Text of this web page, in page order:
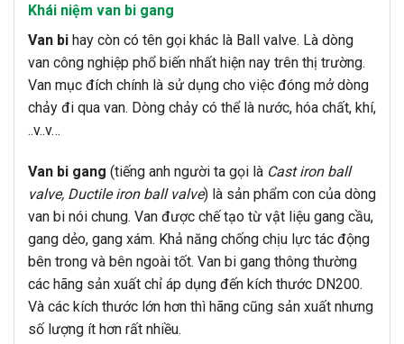
Khái niệm van bi gang
Van bi hay còn có tên gọi khác là Ball valve. Là dòng
van công nghiệp phổ biến nhất hiện nay trên thị trường.
Van mục đích chính là sử dụng cho việc đóng mở dòng
chảy đi qua van. Dòng chảy có thể là nước, hóa chất, khí,
..v..v…
Van bi gang (tiếng anh người ta gọi là Cast iron ball
valve, Ductile iron ball valve) là sản phẩm con của dòng
van bi nói chung. Van được chế tạo từ vật liệu gang cầu,
gang dẻo, gang xám. Khả năng chống chịu lực tác động
bên trong và bên ngoài tốt. Van bi gang thông thường
các hãng sản xuất chỉ áp dụng đến kích thước DN200.
Và các kích thước lớn hơn thì hãng cũng sản xuất nhưng
số lượng ít hơn rất nhiều.